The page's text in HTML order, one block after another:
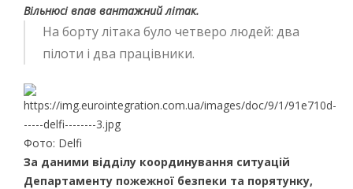
Вільнюсі впав вантажний літак.
На борту літака було четверо людей: два
пілоти і два працівники.
Фото: Delfi
За даними відділу координування ситуацій
Департаменту пожежної безпеки та порятунку,